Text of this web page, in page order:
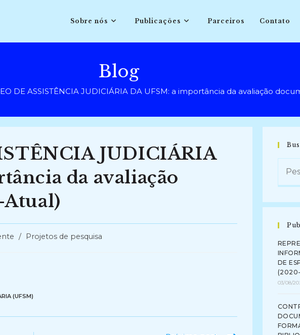
Sobre nós Publicações Parceiros Contato
Blog
DE ASSISTÊNCIA JUDICIÁRIA DA UFSM: a importância da avaliação
JUDICIÁRIA
da avaliação
Atual)
/ Projetos de pesquisa
(UFSM)
DE
03/08/